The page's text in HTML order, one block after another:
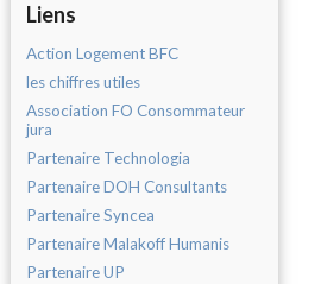
Liens
Action Logement BFC
les chiffres utiles
Association FO Consommateur
jura
Partenaire Technologia
Partenaire DOH Consultants
Partenaire Syncea
Partenaire Malakoff Humanis
Partenaire UP